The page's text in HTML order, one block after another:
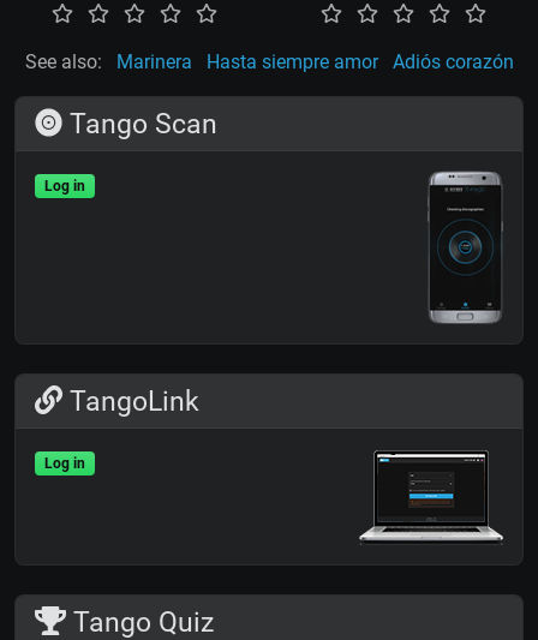
See also: Marinera Hasta siempre amor Adiós corazón
Tango Scan
Log in
TangoLink
Log in
Tango Quiz